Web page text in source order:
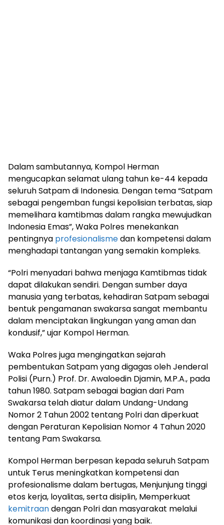
Dalam sambutannya, Kompol Herman
mengucapkan selamat ulang tahun ke-44 kepada
seluruh Satpam di Indonesia. Dengan tema “Satpam
sebagai pengemban fungsi kepolisian terbatas, siap
memelihara kamtibmas dalam rangka mewujudkan
Indonesia Emas”, Waka Polres menekankan
pentingnya profesionalismedan kompetensi dalam
menghadapi tantangan yang semakin kompleks.
“Polri menyadari bahwa menjaga Kamtibmas tidak
dapat dilakukan sendiri. Dengan sumber daya
manusia yang terbatas, kehadiran Satpam sebagai
bentuk pengamanan swakarsa sangat membantu
dalam menciptakan lingkungan yang aman dan
kondusif,” ujar Kompol Herman.
Waka Polres juga mengingatkan sejarah
pembentukan Satpam yang digagas oleh Jenderal
Polisi (Purn.) Prof. Dr. Awaloedin Djamin, M.P.A., pada
tahun 1980. Satpam sebagai bagian dari Pam
Swakarsa telah diatur dalam Undang-Undang
Nomor 2 Tahun 2002 tentang Polri dan diperkuat
dengan Peraturan Kepolisian Nomor 4 Tahun 2020
tentang Pam Swakarsa.
Kompol Herman berpesan kepada seluruh Satpam
untuk Terus meningkatkan kompetensi dan
profesionalisme dalam bertugas, Menjunjung tinggi
etos kerja, loyalitas, serta disiplin, Memperkuat
kemitraandengan Polri dan masyarakat melalui
komunikasi dan koordinasi yang baik.